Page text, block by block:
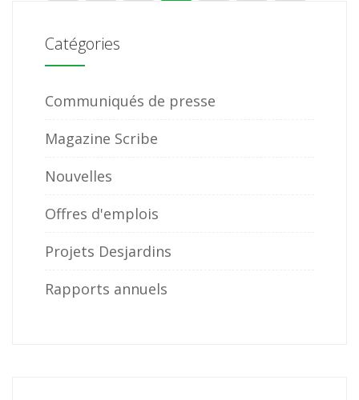
Catégories
Communiqués de presse
Magazine Scribe
Nouvelles
Offres d'emplois
Projets Desjardins
Rapports annuels